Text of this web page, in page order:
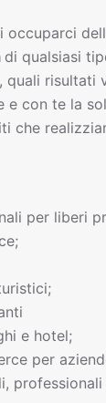
occuparci
di qualsiasi
quali risultati
e con te la
che
per liberi
e hotel;
per